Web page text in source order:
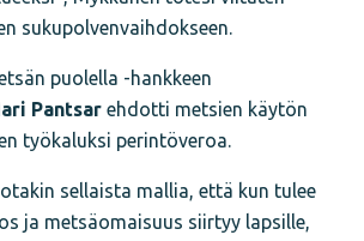
sukupolvenvaihdokseen.
puolella -hankkeen
Pantsar ehdotti metsien käytön
työkaluksi perintöveroa.
sellaista mallia, että kun tulee
ja metsäomaisuus siirtyy lapsille,